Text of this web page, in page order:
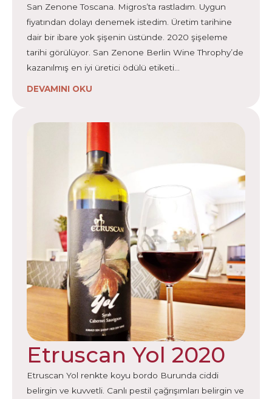
San Zenone Toscana. Migros’ta rastladım. Uygun
fiyatından dolayı denemek istedim. Üretim tarihine
dair bir ibare yok şişenin üstünde. 2020 şişeleme
tarihi görülüyor. San Zenone Berlin Wine Throphy’de
kazanılmış en iyi üretici ödülü etiketi…
DEVAMINI OKU
Etruscan Yol 2020
Etruscan Yol renkte koyu bordo Burunda ciddi
belirgin ve kuvvetli. Canlı pestil çağrışımları belirgin ve